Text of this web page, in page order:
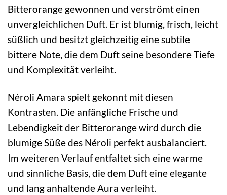
Bitterorange gewonnen und verströmt einen
unvergleichlichen Duft. Er ist blumig, frisch, leicht
süßlich und besitzt gleichzeitig eine subtile
bittere Note, die dem Duft seine besondere Tiefe
und Komplexität verleiht.
Néroli Amara spielt gekonnt mit diesen
Kontrasten. Die anfängliche Frische und
Lebendigkeit der Bitterorange wird durch die
blumige Süße des Néroli perfekt ausbalanciert.
Im weiteren Verlauf entfaltet sich eine warme
und sinnliche Basis, die dem Duft eine elegante
und lang anhaltende Aura verleiht.